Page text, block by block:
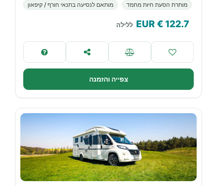
מותרת הסעת חיות מחמד
מותאם לנסיעה בתנאי חורף / קיפאון
122.7
€ EUR ללילה
צפייה והזמנה